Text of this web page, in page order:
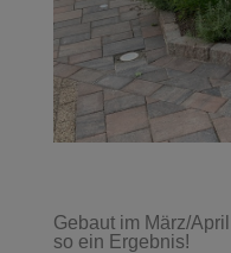
Gebaut im März/
so ein Ergebnis!